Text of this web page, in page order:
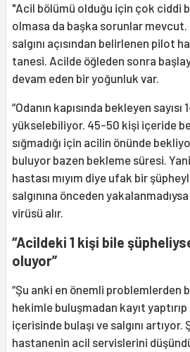
"Acil bölümü olduğu için çok ciddi
olmasa da başka sorunlar mevcut.
salgını açısından belirlenen pilot
tanesi. Acilde öğleden sonra
devam eden bir yoğunluk var.
“Odanın kapısında bekleyen
yükselebiliyor. 45-50 kişi içeride
sığmadığı için acilin önünde
buluyor bazen bekleme süresi.
hastası mıyım diye ufak bir
salgınına önceden
virüsü alır.
“Acildeki 1 kişi bile
oluyor”
“Şu anki en önemli problemlerden
hekimle buluşmadan kayıt
içerisinde bulaşı ve salgını artıyor.
hastanenin acil servislerini